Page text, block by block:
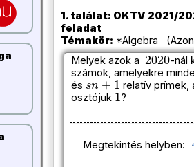
1. találat: OKTV 2021/
feladat
Témakör: *Algebra
Melyek azok a
2020
-nál
számok, amelyekre
és
sn+1
relatív prímek,
osztójuk
1
?
Megtekintés helyben: